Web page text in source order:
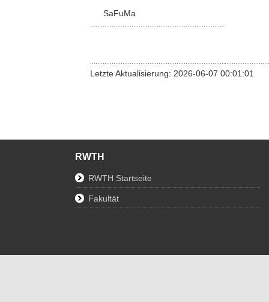
SaFuMa
Letzte Aktualisierung: 2026-06-07 00:01:01
RWTH
RWTH Startseite
Fakultät